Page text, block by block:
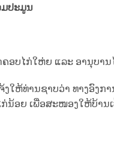
ມປະມູນ
ອບໄກ່ໃຫ່ຍ ແລະ ອານຸບານ
ໃຫ້ທ່ານຊາບວ່າ ທາງອົງກ
ອຍ ເພື່ອສະໜອງໃຫ້ບ້ານ